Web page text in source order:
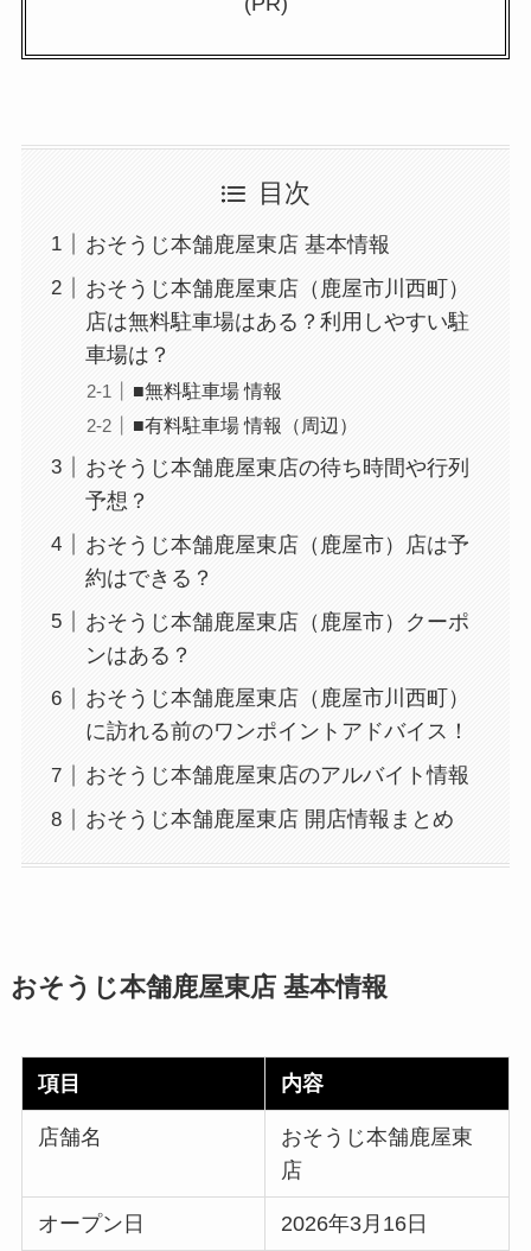
目次
おそうじ本舗鹿屋東店 基本情報
おそうじ本舗鹿屋東店（鹿屋市川西町）
店は無料駐車場はある？利用しやすい駐
車場は？
■無料駐車場 情報
■有料駐車場 情報（周辺）
おそうじ本舗鹿屋東店の待ち時間や行列
予想？
おそうじ本舗鹿屋東店（鹿屋市）店は予
約はできる？
おそうじ本舗鹿屋東店（鹿屋市）クーポ
ンはある？
おそうじ本舗鹿屋東店（鹿屋市川西町）
に訪れる前のワンポイントアドバイス！
おそうじ本舗鹿屋東店のアルバイト情報
おそうじ本舗鹿屋東店 開店情報まとめ
おそうじ本舗鹿屋東店 基本情報
項目 内容
店舗名
おそうじ本舗鹿屋東
店
オープン日 2026年3月16日